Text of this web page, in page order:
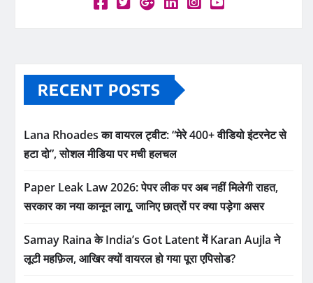
RECENT POSTS
Lana Rhoades का वायरल ट्वीट: “मेरे 400+ वीडियो इंटरनेट से
हटा दो”, सोशल मीडिया पर मची हलचल
Paper Leak Law 2026: पेपर लीक पर अब नहीं मिलेगी राहत,
सरकार का नया कानून लागू, जानिए छात्रों पर क्या पड़ेगा असर
Samay Raina के India’s Got Latent में Karan Aujla ने
लूटी महफ़िल, आखिर क्यों वायरल हो गया पूरा एपिसोड?